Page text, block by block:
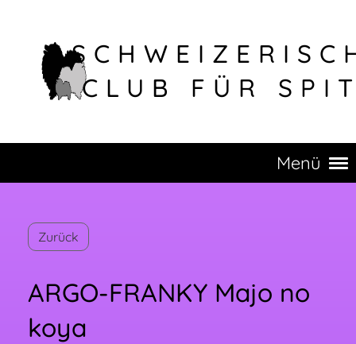
CLUB FÜR
Menü
Zurück
ARGO-FRANKY Majo no
koya